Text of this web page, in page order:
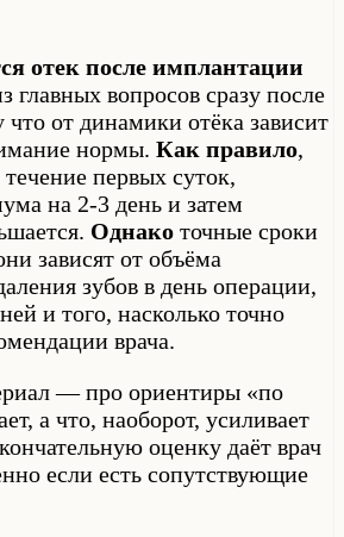
отек после имплантации
главных вопросов сразу после
от динамики отёка зависит
нормы. Как правило,
течение первых суток,
на 2-3 день и затем
Однако точные сроки
зависят от объёма
зубов в день операции,
и того, насколько точно
врача.
— про ориентиры «по
а что, наоборот, усиливает
оценку даёт врач
если есть сопутствующие